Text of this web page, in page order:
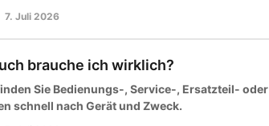
7. Juli 2026
brauche ich wirklich?
Sie Bedienungs-, Service-, Ersatzteil- oder
schnell nach Gerät und Zweck.